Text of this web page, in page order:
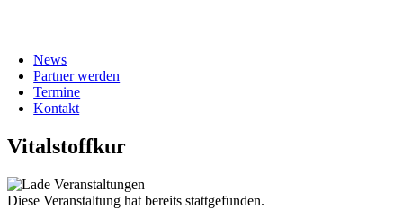
News
Partner werden
Termine
Kontakt
Vitalstoffkur
Diese Veranstaltung hat bereits stattgefunden.